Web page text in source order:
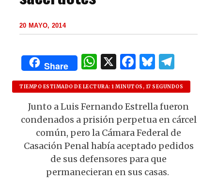
20 MAYO, 2014
Share
W
h
at
s
A
p
p
X F
a
c
e
b
o
o
k
B
lu
es
k
y
el
e
g
ra
m
TIEMPO ESTIMADO DE LECTURA: 1 MINUTOS, 17 SEGUNDOS
Junto a Luis Fernando Estrella fueron
condenados a prisión perpetua en cárcel
común, pero la Cámara Federal de
Casación Penal había aceptado pedidos
de sus defensores para que
permanecieran en sus casas.